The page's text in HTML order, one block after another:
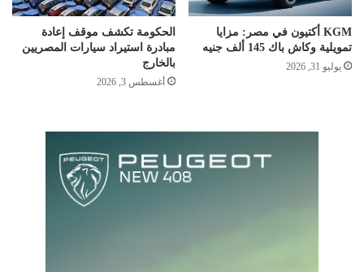
KGM أكتيون في مصر: مزايا
تمويلية وكاش باك 145 ألف جنيه
يوليو 31, 2026
الحكومة تكشف موقف إعادة
مبادرة استيراد سيارات المصريين
بالخارج
أغسطس 3, 2026